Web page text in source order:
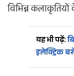
विभिन्न कलाकृतियों
यह भी पढ़ें:
इलेक्ट्रिक